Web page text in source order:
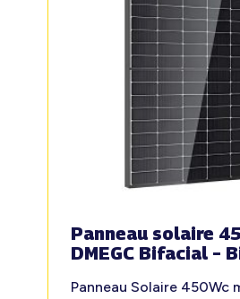
Panneau solaire
DMEGC Bifacial –
Panneau Solaire 450Wc